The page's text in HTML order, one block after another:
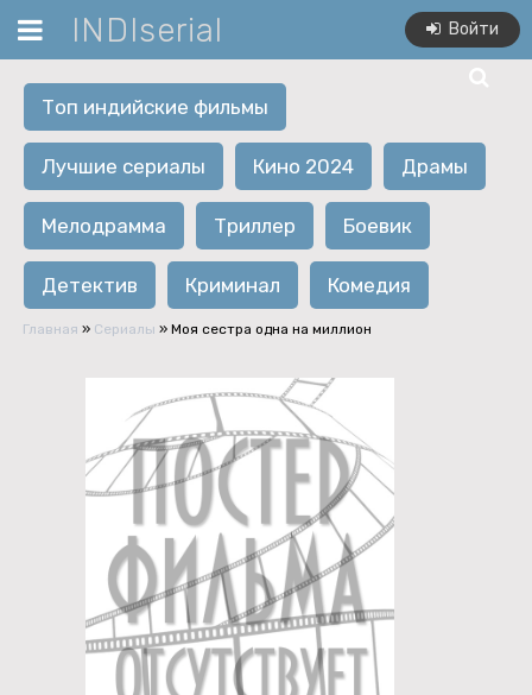
INDIserial Войти
Топ индийские фильмы
Лучшие сериалы Кино 2024 Драмы
Мелодрамма Триллер Боевик
Детектив Криминал Комедия
Главная » Сериалы » Моя сестра одна на миллион